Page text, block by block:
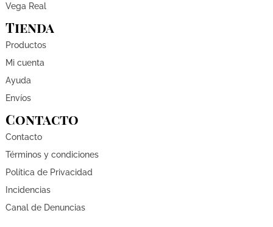
Vega Real
Tienda
Productos
Mi cuenta
Ayuda
Envíos
Contacto
Contacto
Términos y condiciones
Política de Privacidad
Incidencias
Canal de Denuncias